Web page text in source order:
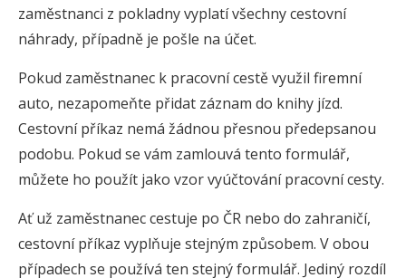
zaměstnanci z pokladny vyplatí všechny cestovní
náhrady, případně je pošle na účet.
Pokud zaměstnanec k pracovní cestě využil firemní
auto, nezapomeňte přidat záznam do knihy jízd.
Cestovní příkaz nemá žádnou přesnou předepsanou
podobu. Pokud se vám zamlouvá tento formulář,
můžete ho použít jako vzor vyúčtování pracovní cesty.
Ať už zaměstnanec cestuje po ČR nebo do zahraničí,
cestovní příkaz vyplňuje stejným způsobem. V obou
případech se používá ten stejný formulář. Jediný rozdíl